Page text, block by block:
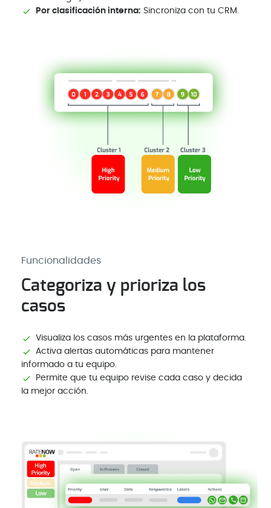
Por clasificación interna: Sincroniza con tu CRM.
Funcionalidades
Categoriza y prioriza los
casos
Visualiza los casos más urgentes en la plataforma.
Activa alertas automáticas para mantener
informado a tu equipo.
Permite que tu equipo revise cada caso y decida
la mejor acción.